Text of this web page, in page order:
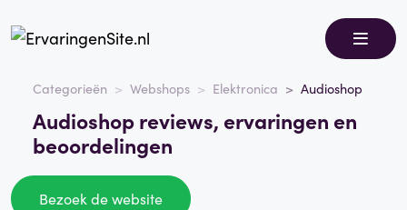
Categorieën Webshops Elektronica Audioshop
Audioshop reviews, ervaringen en
beoordelingen
Bezoek de website